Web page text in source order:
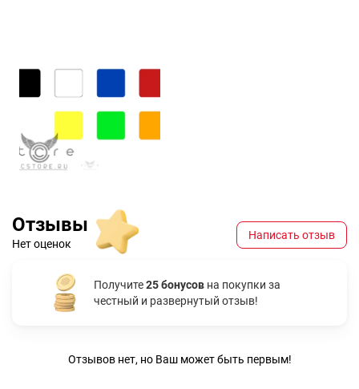
Отзывы
Нет оценок
Написать отзыв
Получите25 бонусов на покупки за
честный и развернутый отзыв!
Отзывов нет, но Ваш может быть первым!